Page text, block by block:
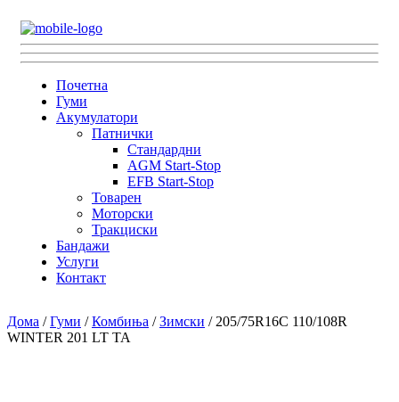
Почетна
Гуми
Акумулатори
Патнички
Стандардни
AGM Start-Stop
EFB Start-Stop
Товарен
Моторски
Тракциски
Бандажи
Услуги
Контакт
Дома /Гуми /Комбиња /Зимски / 205/75R16C 110/108R
WINTER 201 LT TA